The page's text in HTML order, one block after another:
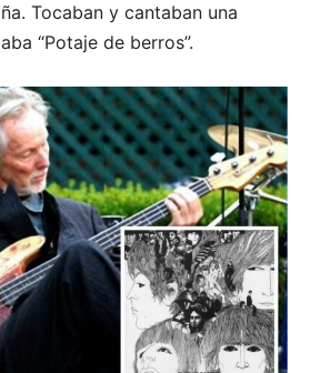
Tocaban y cantaban una
“Potaje de berros”.